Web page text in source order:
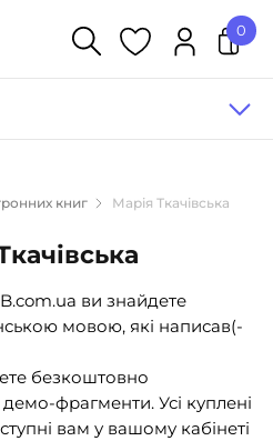
(1015)
посібники (527)
словники (55)
(1)
0
книг Марія Ткачівська
ви знайдете
мовою, які написав(-
безкоштовно
фрагменти. Усі куплені
вам у вашому кабінеті